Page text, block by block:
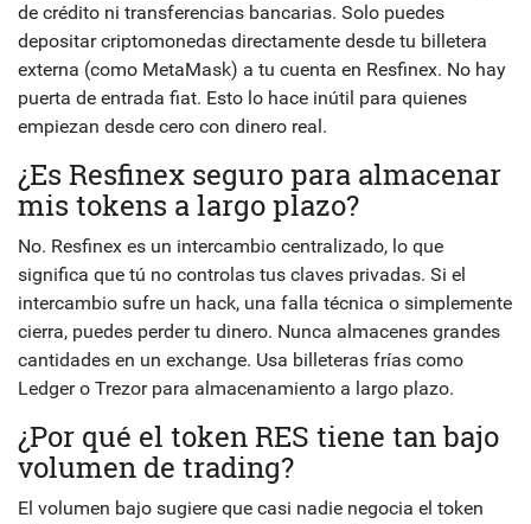
de crédito ni transferencias bancarias. Solo puedes
depositar criptomonedas directamente desde tu billetera
externa (como MetaMask) a tu cuenta en Resfinex. No hay
puerta de entrada fiat. Esto lo hace inútil para quienes
empiezan desde cero con dinero real.
¿Es Resfinex seguro para almacenar
mis tokens a largo plazo?
No. Resfinex es un intercambio centralizado, lo que
significa que tú no controlas tus claves privadas. Si el
intercambio sufre un hack, una falla técnica o simplemente
cierra, puedes perder tu dinero. Nunca almacenes grandes
cantidades en un exchange. Usa billeteras frías como
Ledger o Trezor para almacenamiento a largo plazo.
¿Por qué el token RES tiene tan bajo
volumen de trading?
El volumen bajo sugiere que casi nadie negocia el token